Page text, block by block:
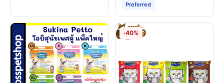
Preferred
-40%